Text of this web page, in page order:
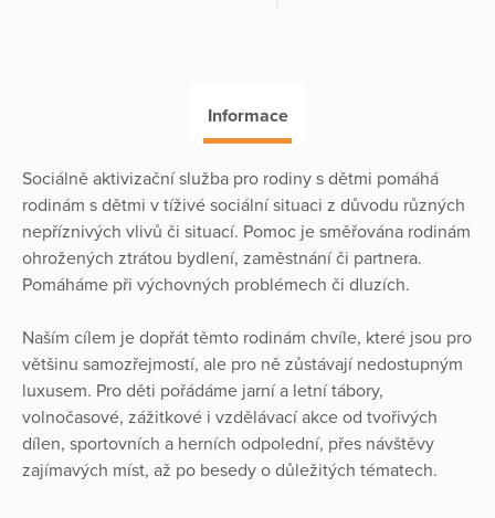
Informace
Sociálně aktivizační služba pro rodiny s dětmi pomáhá
rodinám s dětmi v tíživé sociální situaci z důvodu různých
nepříznivých vlivů či situací. Pomoc je směřována rodinám
ohrožených ztrátou bydlení, zaměstnání či partnera.
Pomáháme při výchovných problémech či dluzích.
Naším cílem je dopřát těmto rodinám chvíle, které jsou pro
většinu samozřejmostí, ale pro ně zůstávají nedostupným
luxusem. Pro děti pořádáme jarní a letní tábory,
volnočasové, zážitkové i vzdělávací akce od tvořivých
dílen, sportovních a herních odpolední, přes návštěvy
zajímavých míst, až po besedy o důležitých tématech.